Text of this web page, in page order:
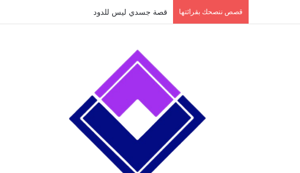
قصص ننصحك بقرائتها قصة جسدي ليس للدود